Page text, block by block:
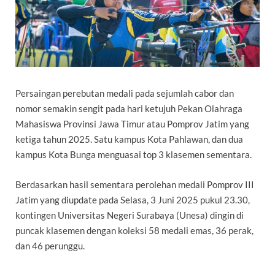
Persaingan perebutan medali pada sejumlah cabor dan
nomor semakin sengit pada hari ketujuh Pekan Olahraga
Mahasiswa Provinsi Jawa Timur atau Pomprov Jatim yang
ketiga tahun 2025. Satu kampus Kota Pahlawan, dan dua
kampus Kota Bunga menguasai top 3 klasemen sementara.
Berdasarkan hasil sementara perolehan medali Pomprov III
Jatim yang diupdate pada Selasa, 3 Juni 2025 pukul 23.30,
kontingen Universitas Negeri Surabaya (Unesa) dingin di
puncak klasemen dengan koleksi 58 medali emas, 36 perak,
dan 46 perunggu.